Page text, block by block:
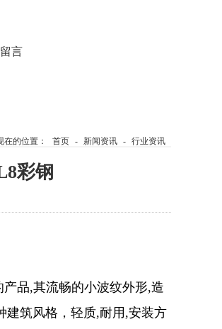
言
在的位置： 首页 - 新闻资讯 - 行业资讯
彩钢
产品,其流畅的小波纹外形,造
建筑风格 ， 轻质,耐用 ,安装方